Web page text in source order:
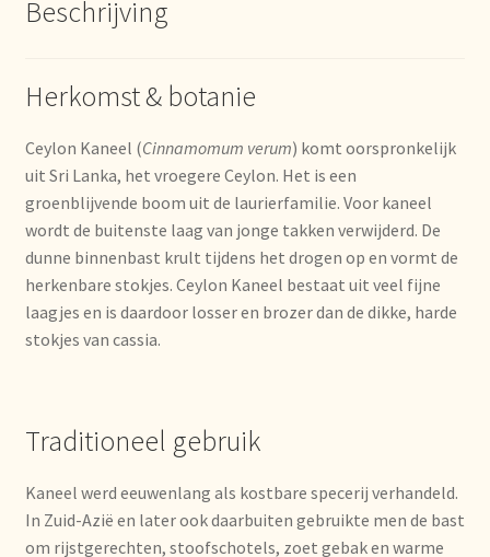
Impressum
Imprint
Kontakt
Lagerangelegenheiten
Lebensmittelsicherheit
Lista de precios actualizada.
Marca personal
Meertaligheid
Mehrsprachigkeit
Beschrijving
Herkomst & botanie
Ceylon Kaneel (Cinnamomum verum) komt oorspronkelijk
uit Sri Lanka, het vroegere Ceylon. Het is een
groenblijvende boom uit de laurierfamilie. Voor kaneel
wordt de buitenste laag van jonge takken verwijderd. De
dunne binnenbast krult tijdens het drogen op en vormt de
herkenbare stokjes. Ceylon Kaneel bestaat uit veel fijne
laagjes en is daardoor losser en brozer dan de dikke, harde
stokjes van cassia.
Traditioneel gebruik
Kaneel werd eeuwenlang als kostbare specerij verhandeld.
In Zuid-Azië en later ook daarbuiten gebruikte men de bast
om rijstgerechten, stoofschotels, zoet gebak en warme